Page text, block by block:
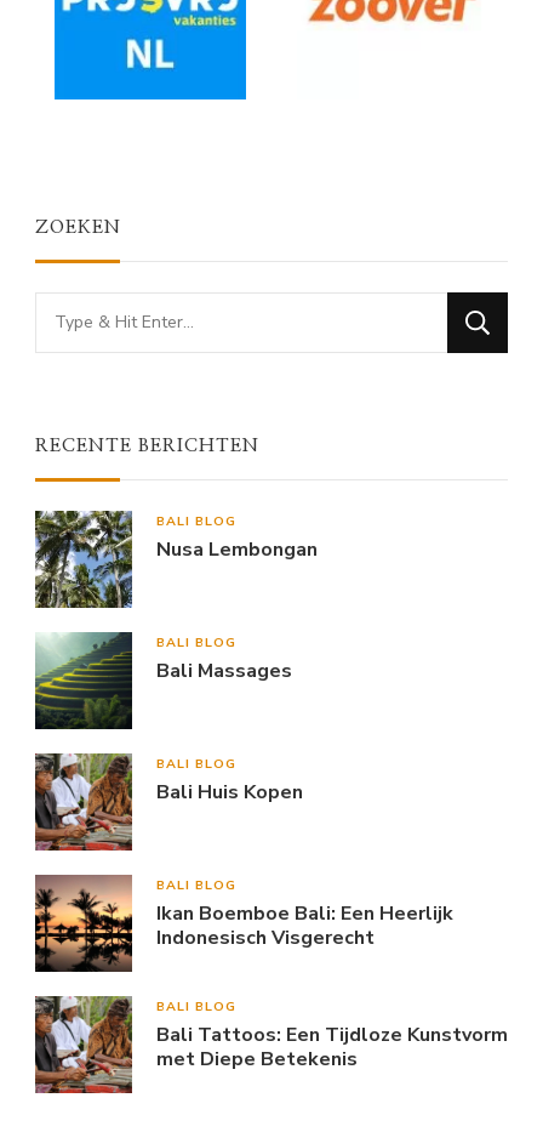
ZOEKEN
Looking
for
RECENTE BERICHTEN
BALI BLOG
Nusa Lembongan
BALI BLOG
Bali Massages
BALI BLOG
Bali Huis Kopen
BALI BLOG
Ikan Boemboe Bali: Een Heerlijk
Indonesisch Visgerecht
BALI BLOG
Bali Tattoos: Een Tijdloze Kunstvorm
met Diepe Betekenis